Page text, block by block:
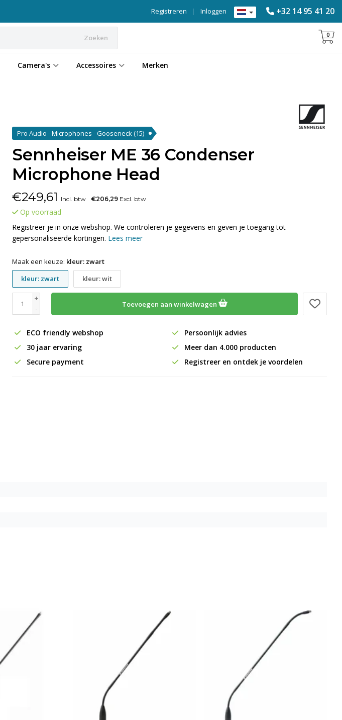
+32 14 95 41 20
Inloggen
|
Registreren
Zoeken 0
Camera's Accessoires Merken
Pro Audio - Microphones - Gooseneck(15)
Sennheiser ME 36 Condenser
Microphone Head
€249,61 Incl. btw €206,29 Excl. btw
Op voorraad
Registreer je in onze webshop. We controleren je gegevens en geven je toegang tot
gepersonaliseerde kortingen. Lees meer
Maak een keuze: kleur: zwart
kleur: zwart
kleur: wit
+
-
Toevoegen aan winkelwagen
ECO friendly webshop
Persoonlijk advies
30 jaar ervaring
Meer dan 4.000 producten
Secure payment
Registreer en ontdek je voordelen